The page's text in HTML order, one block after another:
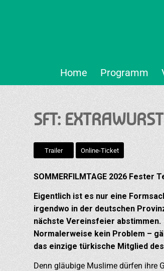
Home Programm
SFT: EXTRAWURST
Trailer Online-Ticket
SOMMERFILMTAGE 2026 Fester
Eigentlich ist es nur eine
irgendwo in der deutschen
nächste Vereinsfeier abstimmen.
Normalerweise kein Problem –
das einzige türkische Mitglied
Denn gläubige Muslime dürfen ihre